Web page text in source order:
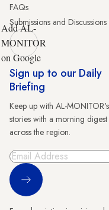
FAQs
Submissions and
Add AL-
MONITOR
on Google
Sign up to our Daily
Briefing
Keep up with AL-
stories with a morning
across the region.
Sign Up